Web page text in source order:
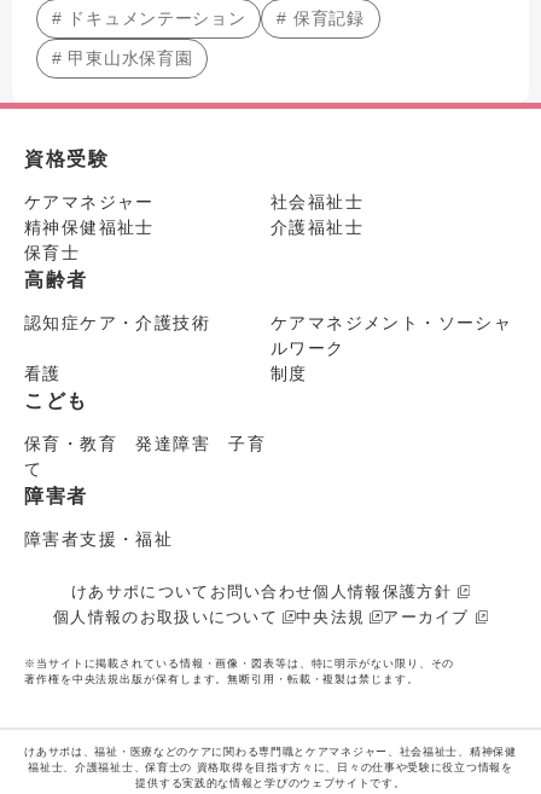
# ドキュメンテーション # 保育記録
# 甲東山水保育園
資格受験
ケアマネジャー
社会福祉士
精神保健福祉士
介護福祉士
保育士
高齢者
認知症ケア・介護技術
ケアマネジメント・ソーシャ
ルワーク
看護
制度
こども
保育・教育 発達障害 子育
て
障害者
障害者支援・福祉
けあサポについて お問い合わせ個人情報保護方針
個人情報のお取扱いについて
中央法規 アーカイブ
※当サイトに掲載されている情報・画像・図表等は、特に明示がない限り、その
著作権を中央法規出版が保有します。無断引用・転載・複製は禁じます。
けあサポは、福祉・医療などのケアに関わる専門職とケアマネジャー、社会福祉士、精神保健
福祉士、介護福祉士、保育士の 資格取得を目指す方々に、日々の仕事や受験に役立つ情報を
提供する実践的な情報と学びのウェブサイトです。